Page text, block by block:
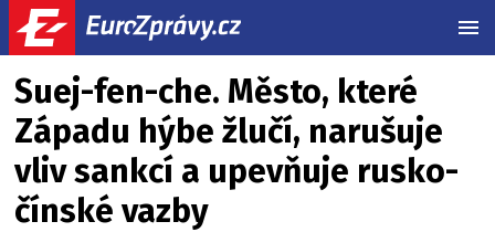
Suej-fen-che. Město, které
Západu hýbe žlučí, narušuje
vliv sankcí a upevňuje rusko-
čínské vazby